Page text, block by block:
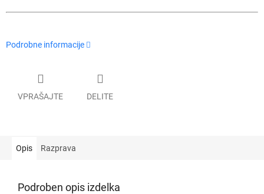
Podrobne informacije
VPRAŠAJTE DELITE
Opis Razprava
Podroben opis izdelka